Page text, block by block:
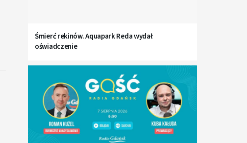
Śmierć rekinów. Aquapark Reda wydał
oświadczenie